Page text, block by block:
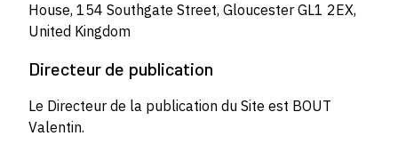
House, 154 Southgate Street, Gloucester GL1 2EX,
United Kingdom
Directeur de publication
Le Directeur de la publication du Site est BOUT
Valentin.